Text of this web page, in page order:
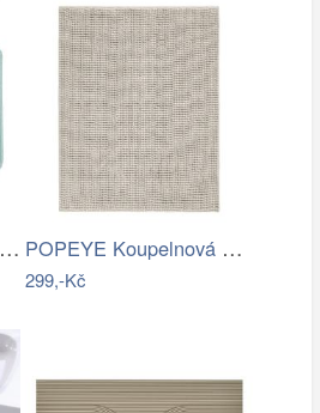
Modrá koupelnová předložka se srdíčkem … POPEYE Koupelnová předložka 80 x 60 cm …
299,-Kč